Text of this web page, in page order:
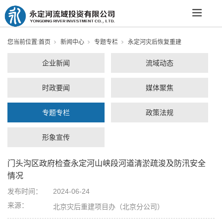
您当前位置:首页 新闻中心 专题专栏 永定河灾后恢复重建
企业新闻 流域动态
时政要闻 媒体聚焦
专题专栏 政策法规
形象宣传
门头沟区政府检查永定河山峡段河道清淤疏浚及防汛安全
情况
发布时间：
2024-06-24
来源：
北京灾后重建项目办（北京分公司）